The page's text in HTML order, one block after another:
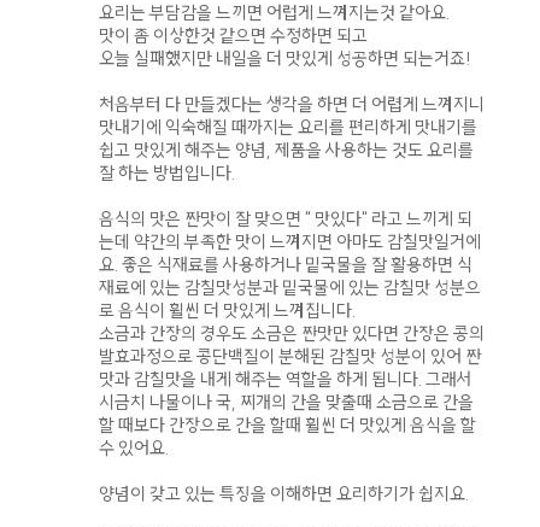
요리는 부담감을 느끼면 어럽게 느껴지는것 같아요.
맛이 좀 이상한것 같으면 수정하면 되고
오늘 실패했지만 내일을 더 맛있게 성공하면 되는거죠!
처음부터 다 만들겠다는 생각을 하면 더 어렵게 느껴지니
맛내기에 익숙해질 때까지는 요리를 편리하게 맛내기를
쉽고 맛있게 해주는 양념, 제품을 사용하는 것도 요리를
잘 하는 방법입니다.
음식의 맛은 짠맛이 잘 맞으면 " 맛있다" 라고 느끼게 되
는데 약간의 부족한 맛이 느껴지면 아마도 감칠맛일거에
요. 좋은 식재료를 사용하거나 밑국물을 잘 활용하면 식
재료에 있는 감칠맛성분과 밑국물에 있는 감칠맛 성분으
로 음식이 휠씬 더 맛있게 느껴집니다.
소금과 간장의 경우도 소금은 짠맛만 있다면 간장은 콩의
발효과정으로 콩단백질이 분해된 감칠맛 성분이 있어 짠
맛과 감칠맛을 내게 해주는 역할을 하게 됩니다. 그래서
시금치 나물이나 국, 찌개의 간을 맞출때 소금으로 간을
할 때보다 간장으로 간을 할때 휠씬 더 맛있게 음식을 할
수 있어요.
양념이 갖고 있는 특징을 이해하면 요리하기가 쉽지요.